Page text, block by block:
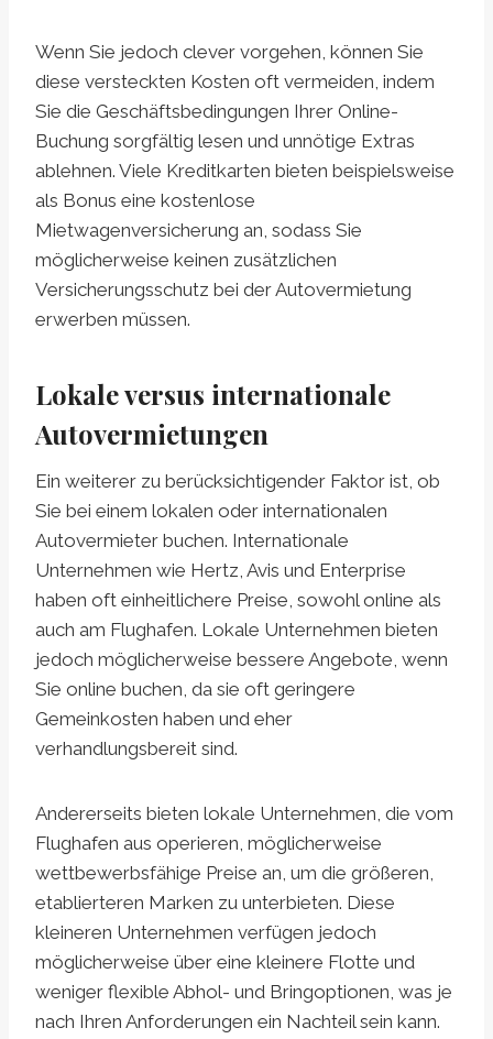
Wenn Sie jedoch clever vorgehen, können Sie
diese versteckten Kosten oft vermeiden, indem
Sie die Geschäftsbedingungen Ihrer Online-
Buchung sorgfältig lesen und unnötige Extras
ablehnen. Viele Kreditkarten bieten beispielsweise
als Bonus eine kostenlose
Mietwagenversicherung an, sodass Sie
möglicherweise keinen zusätzlichen
Versicherungsschutz bei der Autovermietung
erwerben müssen.
Lokale versus internationale
Autovermietungen
Ein weiterer zu berücksichtigender Faktor ist, ob
Sie bei einem lokalen oder internationalen
Autovermieter buchen. Internationale
Unternehmen wie Hertz, Avis und Enterprise
haben oft einheitlichere Preise, sowohl online als
auch am Flughafen. Lokale Unternehmen bieten
jedoch möglicherweise bessere Angebote, wenn
Sie online buchen, da sie oft geringere
Gemeinkosten haben und eher
verhandlungsbereit sind.
Andererseits bieten lokale Unternehmen, die vom
Flughafen aus operieren, möglicherweise
wettbewerbsfähige Preise an, um die größeren,
etablierteren Marken zu unterbieten. Diese
kleineren Unternehmen verfügen jedoch
möglicherweise über eine kleinere Flotte und
weniger flexible Abhol- und Bringoptionen, was je
nach Ihren Anforderungen ein Nachteil sein kann.